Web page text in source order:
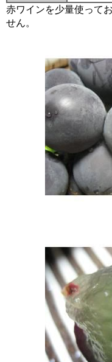
赤ワインを少量使って
せん。